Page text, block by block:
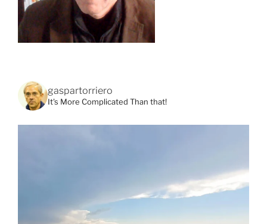
gaspartorriero
It's More Complicated Than that!